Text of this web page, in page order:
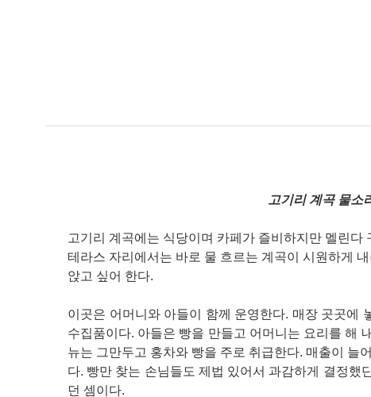
고기리 계곡 물소
고기리 계곡에는 식당이며 카페가 즐비하지만 멜린
테라스 자리에서는 바로 물 흐르는 계곡이 시원하게
앉고 싶어 한다.
이곳은 어머니와 아들이 함께 운영한다. 매장 곳곳에
수집품이다. 아들은 빵을 만들고 어머니는 요리를 해
뉴는 그만두고 홍차와 빵을 주로 취급한다. 매출이 늘
다. 빵만 찾는 손님들도 제법 있어서 과감하게 결정했
던 셈이다.